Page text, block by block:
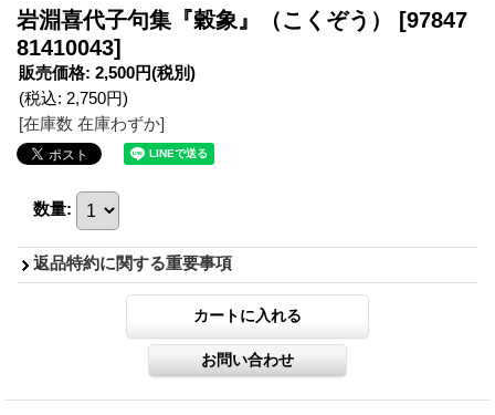
岩淵喜代子句集『穀象』（こくぞう）
[97847
81410043]
販売価格: 2,500円(税別)
(税込: 2,750円)
[在庫数 在庫わずか]
数量:
返品特約に関する重要事項